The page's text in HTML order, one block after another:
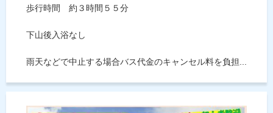
歩行時間 約３時間５５分
下山後入浴なし
雨天などで中止する場合バス代金のキャンセル料を負担...